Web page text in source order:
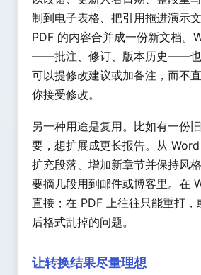
制到电子表格、把引用拖进演示
PDF 的内容合并成一份新文档。
——批注、修订、版本历史——也
可以提修改建议或加备注，而不
你接受修改。
另一种用途是复用。比如有一份
要，想扩展成更长报告。从
扩充段落、增加新章节并保持风
要摘几段用到邮件或博客里。在
直接；在 PDF 上往往只能重打，
后格式乱掉的问题。
让转换结果尽量理想